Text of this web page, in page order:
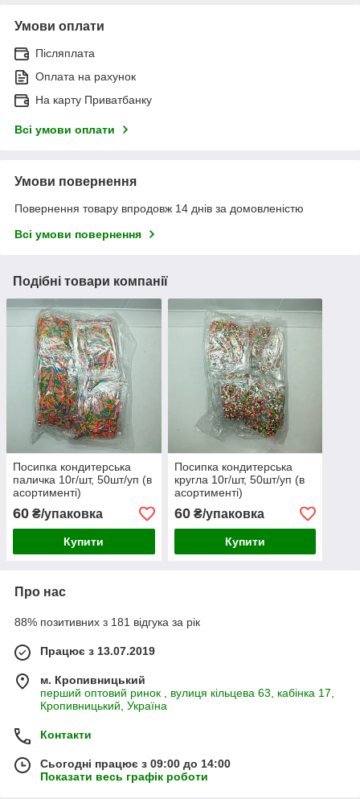
Умови оплати
Післяплата
Оплата на рахунок
На карту Приватбанку
Всі умови оплати
Умови повернення
Повернення товару впродовж 14 днів за домовленістю
Всі умови повернення
Подібні товари компанії
Посипка кондитерська
паличка 10г/шт, 50шт/уп (в
асортименті)
60 ₴/упаковка
Купити
Посипка кондитерська
кругла 10г/шт, 50шт/уп (в
асортименті)
60₴/упаковка
Купити
Про нас
88% позитивних з 181 відгука за рік
Працює з 13.07.2019
м. Кропивницький
перший оптовий ринок , вулиця кільцева 63, кабінка 17,
Кропивницький, Україна
Контакти
Сьогодні працює з 09:00 до 14:00
Показати весь графік роботи